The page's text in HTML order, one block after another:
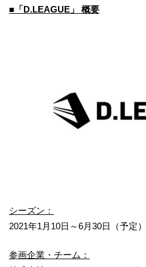
■「D.LEAGUE」 概要
シーズン：
2021年1月10日～6月30日（予定）
参画企業・チーム：